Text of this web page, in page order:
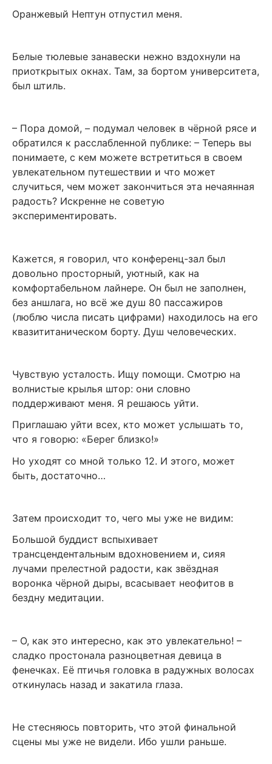
Оранжевый Нептун отпустил меня.
Белые тюлевые занавески нежно вздохнули на
приоткрытых окнах. Там, за бортом университета,
был штиль.
– Пора домой, – подумал человек в чёрной рясе и
обратился к расслабленной публике: – Теперь вы
понимаете, с кем можете встретиться в своем
увлекательном путешествии и что может
случиться, чем может закончиться эта нечаянная
радость? Искренне не советую
экспериментировать.
Кажется, я говорил, что конференц-зал был
довольно просторный, уютный, как на
комфортабельном лайнере. Он был не заполнен,
без аншлага, но всё же душ 80 пассажиров
(люблю числа писать цифрами) находилось на его
квазититаническом борту. Душ человеческих.
Чувствую усталость. Ищу помощи. Смотрю на
волнистые крылья штор: они словно
поддерживают меня. Я решаюсь уйти.
Приглашаю уйти всех, кто может услышать то,
что я говорю: «Берег близко!»
Но уходят со мной только 12. И этого, может
быть, достаточно…
Затем происходит то, чего мы уже не видим:
Большой буддист вспыхивает
трансцендентальным вдохновением и, сияя
лучами прелестной радости, как звёздная
воронка чёрной дыры, всасывает неофитов в
бездну медитации.
– О, как это интересно, как это увлекательно! –
сладко простонала разноцветная девица в
фенечках. Её птичья головка в радужных волосах
откинулась назад и закатила глаза.
Не стесняюсь повторить, что этой финальной
сцены мы уже не видели. Ибо ушли раньше.